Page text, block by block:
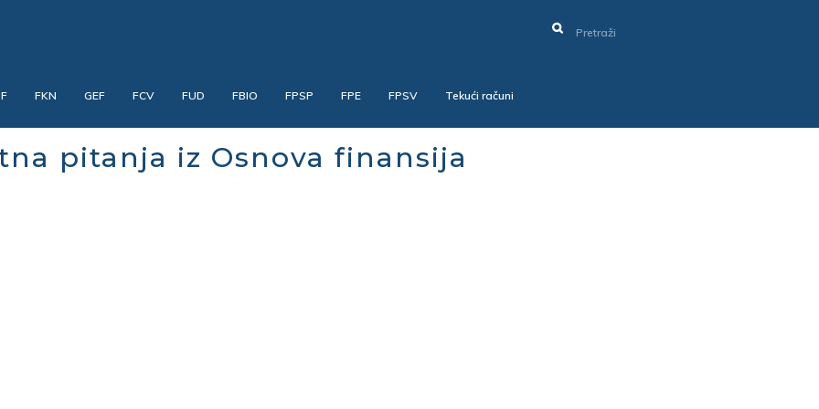
FKN GEF FCV FUD FBIO FPSP FPE FPSV Tekući računi
pitanja iz Osnova finansija